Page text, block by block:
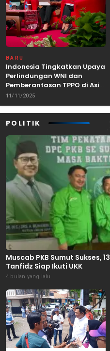
BARU
Indonesia Tingkatkan Upaya
Perlindungan WNI dan
Pemberantasan TPPO di Asia
Tenggara
11/11/2025
POLITIK
Muscab PKB Sumut Sukses,
Tanfidz Siap Ikuti UKK
4 bulan yang lalu